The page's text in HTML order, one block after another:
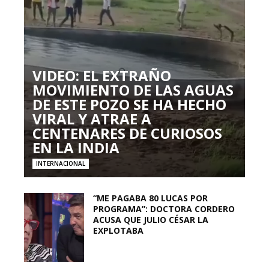
VIDEO: EL EXTRAÑO
MOVIMIENTO DE LAS AGUAS
DE ESTE POZO SE HA HECHO
VIRAL Y ATRAE A
CENTENARES DE CURIOSOS
EN LA INDIA
INTERNACIONAL
“ME PAGABA 80 LUCAS POR
PROGRAMA”: DOCTORA CORDERO
ACUSA QUE JULIO CÉSAR LA
EXPLOTABA